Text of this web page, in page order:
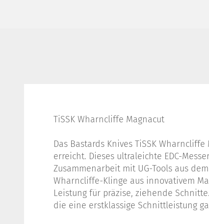
TiSSK Wharncliffe Magnacut
Das Bastards Knives TiSSK
erreicht. Dieses ultraleichte EDC-
Zusammenarbeit mit UG-Tools aus
Wharncliffe-Klinge aus innovativem
Leistung für präzise, ziehende
die eine erstklassige Schnittleistung